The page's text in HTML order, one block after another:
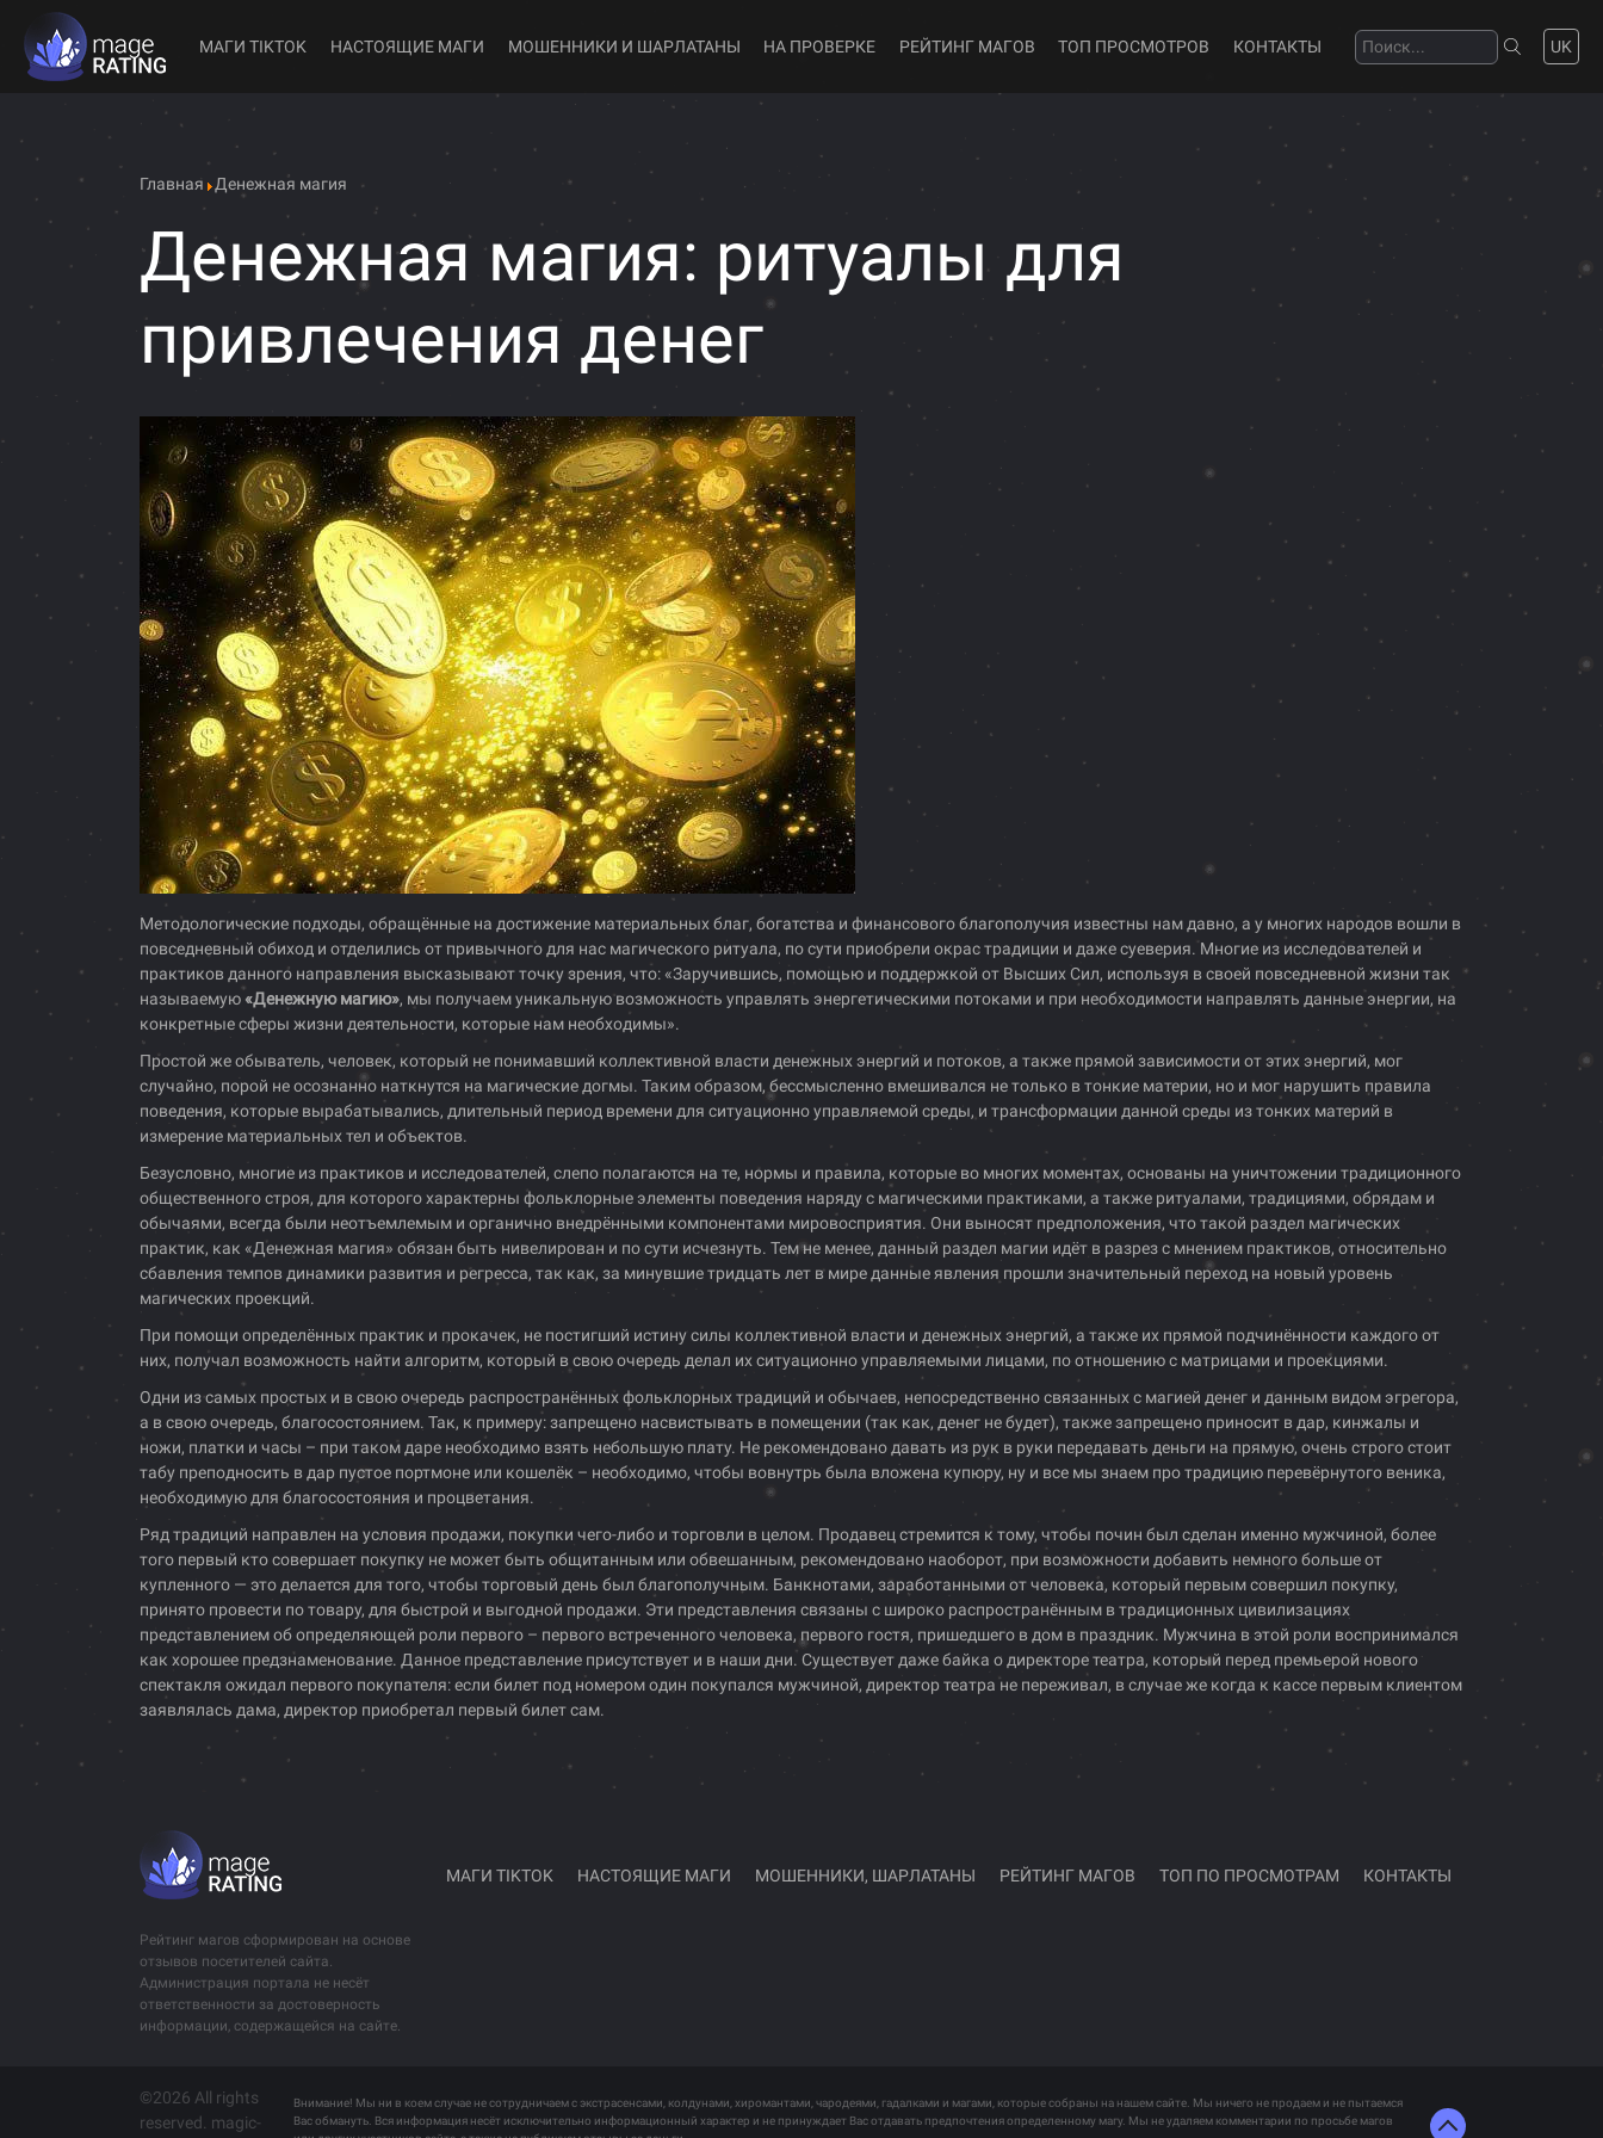
МАГИ TIKTOK НАСТОЯЩИЕ МАГИ МОШЕННИКИ И ШАРЛАТАНЫ НА ПРОВЕРКЕ РЕЙТИНГ МАГОВ ТОП ПРОСМОТРОВ КОНТАКТЫ UK
Главная Денежная магия
Денежная магия: ритуалы для
привлечения денег
Методологические подходы, обращённые на достижение материальных благ, богатства и финансового благополучия известны нам давно, а у многих народов вошли в
повседневный обиход и отделились от привычного для нас магического ритуала, по сути приобрели окрас традиции и даже суеверия. Многие из исследователей и
практиков данного направления высказывают точку зрения, что: «Заручившись, помощью и поддержкой от Высших Сил, используя в своей повседневной жизни так
называемую «Денежную магию», мы получаем уникальную возможность управлять энергетическими потоками и при необходимости направлять данные энергии, на
конкретные сферы жизни деятельности, которые нам необходимы».
Простой же обыватель, человек, который не понимавший коллективной власти денежных энергий и потоков, а также прямой зависимости от этих энергий, мог
случайно, порой не осознанно наткнутся на магические догмы. Таким образом, бессмысленно вмешивался не только в тонкие материи, но и мог нарушить правила
поведения, которые вырабатывались, длительный период времени для ситуационно управляемой среды, и трансформации данной среды из тонких материй в
измерение материальных тел и объектов.
Безусловно, многие из практиков и исследователей, слепо полагаются на те, нормы и правила, которые во многих моментах, основаны на уничтожении традиционного
общественного строя, для которого характерны фольклорные элементы поведения наряду с магическими практиками, а также ритуалами, традициями, обрядам и
обычаями, всегда были неотъемлемым и органично внедрёнными компонентами мировосприятия. Они выносят предположения, что такой раздел магических
практик, как «Денежная магия» обязан быть нивелирован и по сути исчезнуть. Тем не менее, данный раздел магии идёт в разрез с мнением практиков, относительно
сбавления темпов динамики развития и регресса, так как, за минувшие тридцать лет в мире данные явления прошли значительный переход на новый уровень
магических проекций.
При помощи определённых практик и прокачек, не постигший истину силы коллективной власти и денежных энергий, а также их прямой подчинённости каждого от
них, получал возможность найти алгоритм, который в свою очередь делал их ситуационно управляемыми лицами, по отношению с матрицами и проекциями.
Одни из самых простых и в свою очередь распространённых фольклорных традиций и обычаев, непосредственно связанных с магией денег и данным видом эгрегора,
а в свою очередь, благосостоянием. Так, к примеру: запрещено насвистывать в помещении (так как, денег не будет), также запрещено приносит в дар, кинжалы и
ножи, платки и часы – при таком даре необходимо взять небольшую плату. Не рекомендовано давать из рук в руки передавать деньги на прямую, очень строго стоит
табу преподносить в дар пустое портмоне или кошелёк – необходимо, чтобы вовнутрь была вложена купюру, ну и все мы знаем про традицию перевёрнутого веника,
необходимую для благосостояния и процветания.
Ряд традиций направлен на условия продажи, покупки чего-либо и торговли в целом. Продавец стремится к тому, чтобы почин был сделан именно мужчиной, более
того первый кто совершает покупку не может быть общитанным или обвешанным, рекомендовано наоборот, при возможности добавить немного больше от
купленного — это делается для того, чтобы торговый день был благополучным. Банкнотами, заработанными от человека, который первым совершил покупку,
принято провести по товару, для быстрой и выгодной продажи. Эти представления связаны с широко распространённым в традиционных цивилизациях
представлением об определяющей роли первого – первого встреченного человека, первого гостя, пришедшего в дом в праздник. Мужчина в этой роли воспринимался
как хорошее предзнаменование. Данное представление присутствует и в наши дни. Существует даже байка о директоре театра, который перед премьерой нового
спектакля ожидал первого покупателя: если билет под номером один покупался мужчиной, директор театра не переживал, в случае же когда к кассе первым клиентом
заявлялась дама, директор приобретал первый билет сам.
Рейтинг магов сформирован на основе
отзывов посетителей сайта.
Администрация портала не несёт
ответственности за достоверность
информации, содержащейся на сайте.
МАГИ TIKTOK НАСТОЯЩИЕ МАГИ МОШЕННИКИ, ШАРЛАТАНЫ РЕЙТИНГ МАГОВ ТОП ПО ПРОСМОТРАМ КОНТАКТЫ
©2026 All rights
reserved. magic-
Внимание! Мы ни в коем случае не сотрудничаем с экстрасенсами, колдунами, хиромантами, чародеями, гадалками и магами, которые собраны на нашем сайте. Мы ничего не продаем и не пытаемся
Вас обмануть. Вся информация несёт исключительно информационный характер и не принуждает Вас отдавать предпочтения определенному магу. Мы не удаляем комментарии по просьбе магов